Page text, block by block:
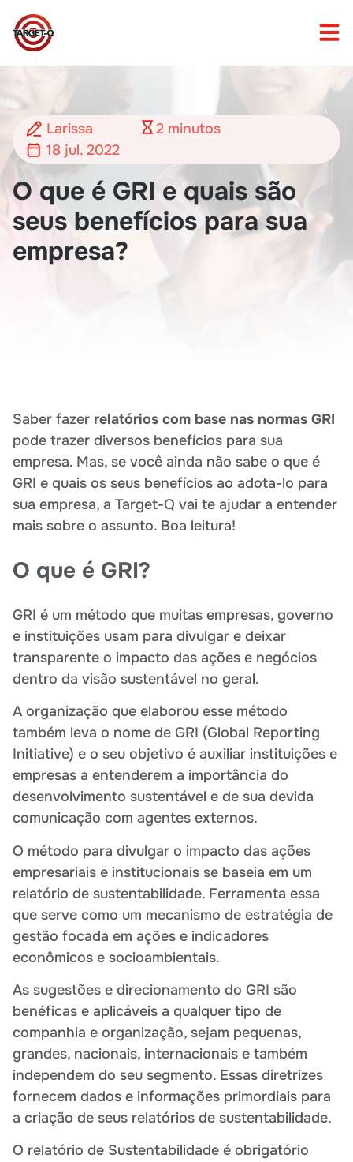
Larissa
18 jul. 2022
2 minutos
O que é GRI e quais são
seus benefícios para sua
empresa?
Saber fazer relatórios com base nas normas GRI
pode trazer diversos benefícios para sua
empresa. Mas, se você ainda não sabe o que é
GRI e quais os seus benefícios ao adota-lo para
sua empresa, a Target-Q vai te ajudar a entender
mais sobre o assunto. Boa leitura!
O que é GRI?
GRI é um método que muitas empresas, governo
e instituições usam para divulgar e deixar
transparente o impacto das ações e negócios
dentro da visão sustentável no geral.
A organização que elaborou esse método
também leva o nome de GRI (Global Reporting
Initiative) e o seu objetivo é auxiliar instituições e
empresas a entenderem a importância do
desenvolvimento sustentável e de sua devida
comunicação com agentes externos.
O método para divulgar o impacto das ações
empresariais e institucionais se baseia em um
relatório de sustentabilidade. Ferramenta essa
que serve como um mecanismo de estratégia de
gestão focada em ações e indicadores
econômicos e socioambientais.
As sugestões e direcionamento do GRI são
benéficas e aplicáveis a qualquer tipo de
companhia e organização, sejam pequenas,
grandes, nacionais, internacionais e também
independem do seu segmento. Essas diretrizes
fornecem dados e informações primordiais para
a criação de seus relatórios de sustentabilidade.
O relatório de Sustentabilidade é obrigatório